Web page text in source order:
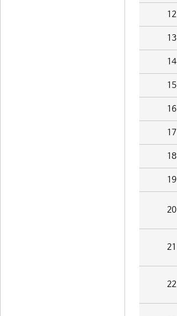
12
13
14
15
16
17
18
19
20
21
22